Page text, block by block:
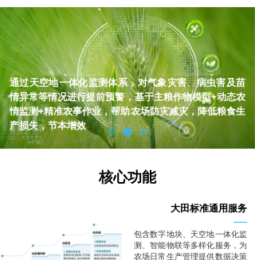
通过天空地一体化监测体系，对气象灾害、病虫害及苗
情异常等情况进行提前预警，基于主粮作物模型+动态农
情监测+精准农事作业，帮助农场防灾减灾，降低粮食生
产损失，节本增效
核心功能
包含数字地块、天空地一体化监
测、智能物联等多样化服务，为
农场日常生产管理提供数据决策
大田标准通用服务